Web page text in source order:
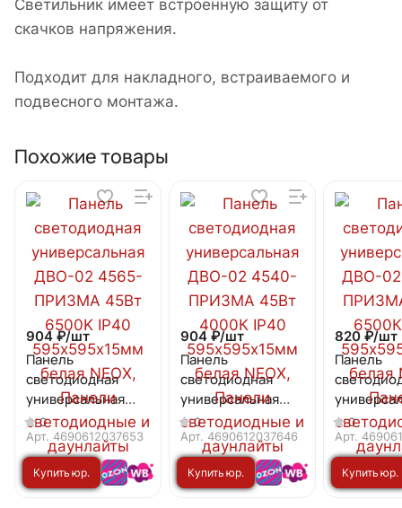
Светильник имеет встроенную защиту от
скачков напряжения.
Подходит для накладного, встраиваемого и
подвесного монтажа.
Похожие товары
904 ₽/шт
Панель
светодиодная
универсальная
ДВО-02 4565-
ПРИЗМА 45Вт
6500K IP40
595х595х15мм
белая NEOX
0
Арт. 4690612037653
Купить юр.
904 ₽/шт
Панель
светодиодная
универсальная
ДВО-02 4540-
ПРИЗМА 45Вт
4000К IP40
595х595х15мм
белая NEOX
0
Арт. 4690612037646
Купить юр.
820 ₽/шт
Панель
ДВО-02
ПРИЗМА
6500К
белая
0
Арт.
Купить юр.